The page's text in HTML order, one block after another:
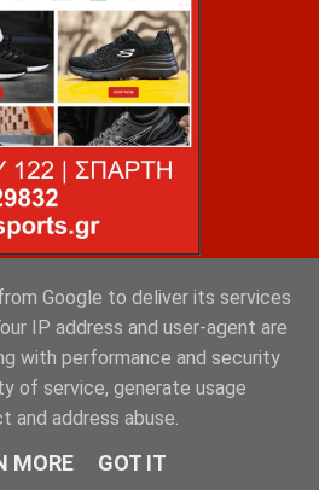
Google to deliver its services
IP address and user-agent are
with performance and security
of service, generate usage
address abuse.
MORE GOT IT